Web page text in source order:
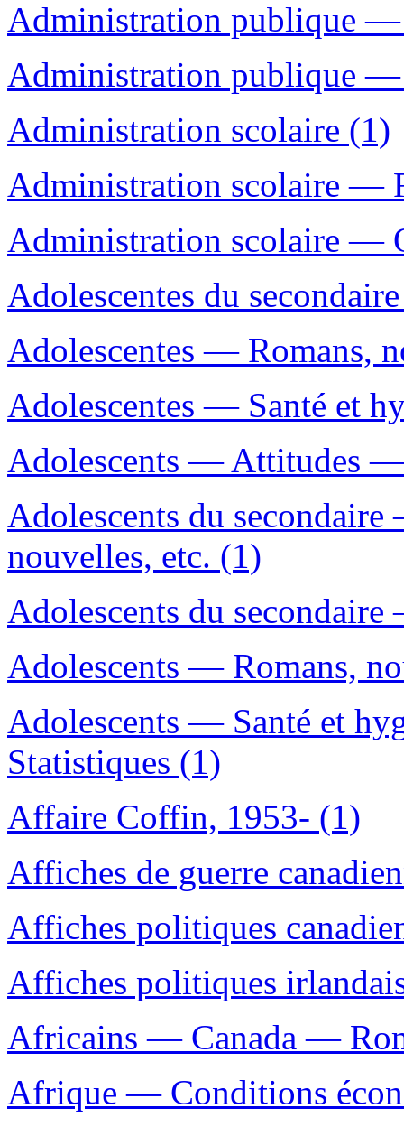
Administration publique —
Administration publique —
Administration scolaire (1)
Administration scolaire —
Administration scolaire —
Adolescentes du
Adolescentes — Romans,
Adolescentes — Santé et
Adolescents — Attitudes —
Adolescents du
nouvelles, etc. (1)
Adolescents du
Adolescents — Romans,
Adolescents — Santé et
Statistiques (1)
Affaire Coffin, 1953- (1)
Affiches de guerre
Affiches politiques
Affiches politiques
Africains — Canada —
Afrique — Conditions